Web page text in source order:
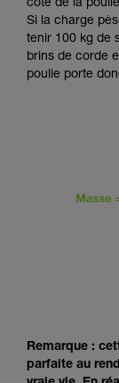
liées
que
côté de la
Si la charge
tenir 100 kg de
brins de corde
poulie porte
Remarque :
parfaite au